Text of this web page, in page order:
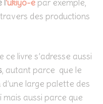
l‘ukiyo-e par exemple,
des productions
ce livre s’adresse aussi
, autant parce que le
large palette des
aussi parce que